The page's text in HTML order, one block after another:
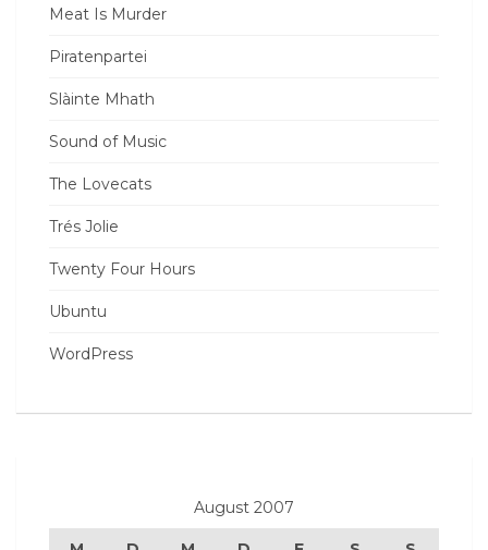
Meat Is Murder
Piratenpartei
Slàinte Mhath
Sound of Music
The Lovecats
Trés Jolie
Twenty Four Hours
Ubuntu
WordPress
August 2007